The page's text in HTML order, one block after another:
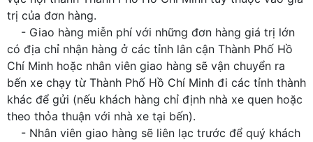
trị của đơn hàng.
- Giao hàng miễn phí với những đơn hàng giá trị lớn
có địa chỉ nhận hàng ở các tỉnh lân cận Thành Phố Hồ
Chí Minh hoặc nhân viên giao hàng sẽ vận chuyển ra
bến xe chạy từ Thành Phố Hồ Chí Minh đi các tỉnh thành
khác để gửi (nếu khách hàng chỉ định nhà xe quen hoặc
theo thỏa thuận với nhà xe tại bến).
- Nhân viên giao hàng sẽ liên lạc trước để quý khách